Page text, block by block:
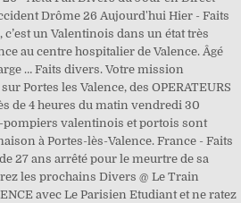
Drôme 26 Aujourd'hui Hier - Faits
un Valentinois dans un état très
au centre hospitalier de Valence. Âgé
… Faits divers. Votre mission
Portes les Valence, des OPERATEURS
de 4 heures du matin vendredi 30
pompiers valentinois et portois sont
à Portes-lès-Valence. France - Faits
27 ans arrêté pour le meurtre de sa
les prochains Divers @ Le Train
avec Le Parisien Etudiant et ne ratez